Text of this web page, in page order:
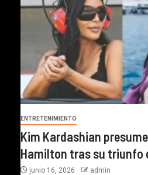
ENTRETENIMIENTO
Kim Kardashian
Hamilton tras su triunfo
junio 16, 2026 admin